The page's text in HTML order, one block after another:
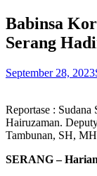
Babinsa
Serang
September 28, 2023
Reportase :
Hairuzaman.
Tambunan, SH,
SERANG –